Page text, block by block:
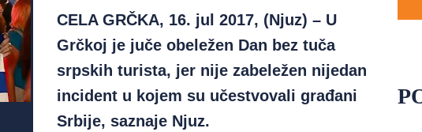
CELA GRČKA, 16. jul 2017, (Njuz) – U
Grčkoj je juče obeležen Dan bez tuča
srpskih turista, jer nije zabeležen nijedan
incident u kojem su učestvovali građani
Srbije, saznaje Njuz.